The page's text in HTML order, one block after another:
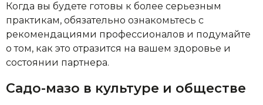
Когда вы будете готовы к более серьезным
практикам, обязательно ознакомьтесь с
рекомендациями профессионалов и подумайте
о том, как это отразится на вашем здоровье и
состоянии партнера.
Садо-мазо в культуре и обществе